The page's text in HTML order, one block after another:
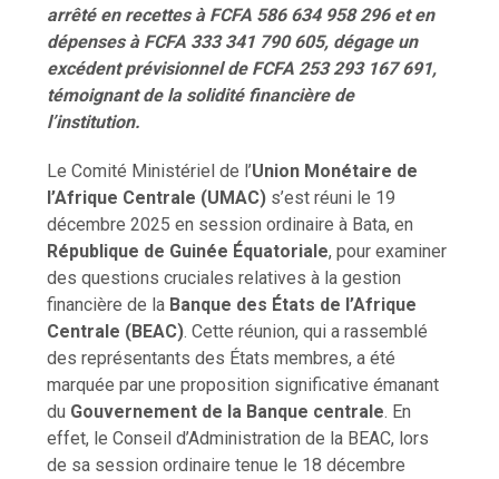
arrêté en recettes à FCFA 586 634 958 296 et en
dépenses à FCFA 333 341 790 605, dégage un
excédent prévisionnel de FCFA 253 293 167 691,
témoignant de la solidité financière de
l’institution.
Le Comité Ministériel de l’Union Monétaire de
l’Afrique Centrale (UMAC) s’est réuni le 19
décembre 2025 en session ordinaire à Bata, en
République de Guinée Équatoriale, pour examiner
des questions cruciales relatives à la gestion
financière de la Banque des États de l’Afrique
Centrale (BEAC). Cette réunion, qui a rassemblé
des représentants des États membres, a été
marquée par une proposition significative émanant
du Gouvernement de la Banque centrale. En
effet, le Conseil d’Administration de la BEAC, lors
de sa session ordinaire tenue le 18 décembre